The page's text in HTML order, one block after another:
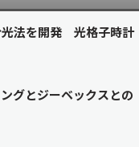
光法を開発 光格子時計
グとジーベックスとの